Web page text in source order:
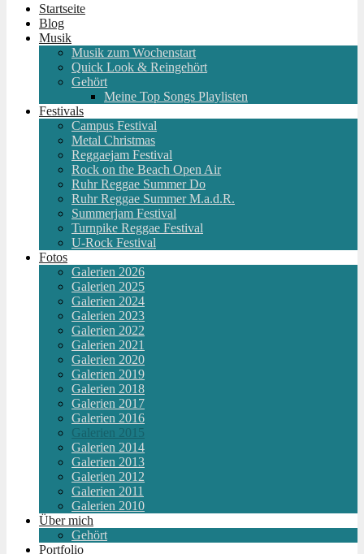
Startseite
Blog
Musik
Musik zum Wochenstart
Quick Look & Reingehört
Gehört
Meine Top Songs Playlisten
Festivals
Campus Festival
Metal Christmas
Reggaejam Festival
Rock on the Beach Open Air
Ruhr Reggae Summer Do
Ruhr Reggae Summer M.a.d.R.
Summerjam Festival
Turnpike Reggae Festival
U-Rock Festival
Fotos
Galerien 2026
Galerien 2025
Galerien 2024
Galerien 2023
Galerien 2022
Galerien 2021
Galerien 2020
Galerien 2019
Galerien 2018
Galerien 2017
Galerien 2016
Galerien 2015
Galerien 2014
Galerien 2013
Galerien 2012
Galerien 2011
Galerien 2010
Über mich
Gehört
Portfolio